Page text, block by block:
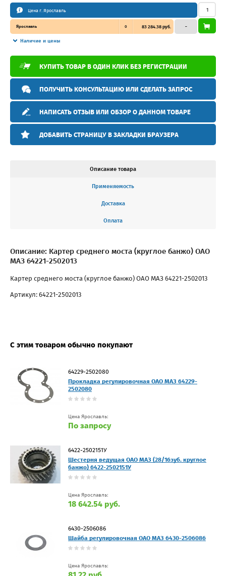
Цена г. Ярославль
Ярославль 0 83 284.38 руб.
Наличие и цены
–
КУПИТЬ ТОВАР В ОДИН КЛИК БЕЗ РЕГИСТРАЦИИ
ПОЛУЧИТЬ КОНСУЛЬТАЦИЮ ИЛИ СДЕЛАТЬ ЗАПРОС
НАПИСАТЬ ОТЗЫВ ИЛИ ОБЗОР О ДАННОМ ТОВАРЕ
ДОБАВИТЬ СТРАНИЦУ В ЗАКЛАДКИ БРАУЗЕРА
Описание товара
Применяемость
Доставка
Оплата
Описание: Картер среднего моста (круглое банжо) ОАО
МАЗ 64221-2502013
Картер среднего моста (круглое банжо) ОАО МАЗ 64221-2502013
Артикул: 64221-2502013
С этим товаром обычно покупают
64229-2502080
Прокладка регулировочная ОАО МАЗ 64229-
2502080
Цена Ярославль:
По запросу
6422-2502151У
Шестерня ведущая ОАО МАЗ (28/16зуб. круглое
банжо) 6422-2502151У
Цена Ярославль:
18 642.54 руб.
6430-2506086
Шайба регулировочная ОАО МАЗ 6430-2506086
Цена Ярославль: